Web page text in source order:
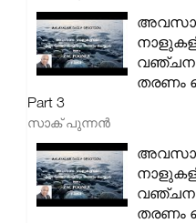
തരണം
Part 3
സാക് പുന്നൻ
തരണം